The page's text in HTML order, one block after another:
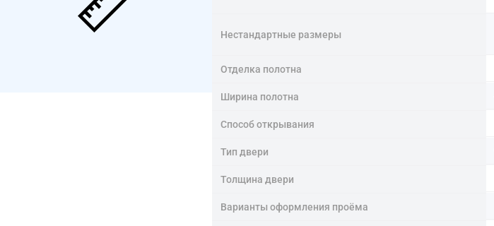
Нестандартные размеры
Отделка полотна
Ширина полотна
Способ открывания
Тип двери
Толщина двери
Варианты оформления проёма